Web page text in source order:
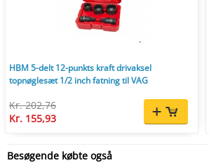
HBM 5-delt 12-punkts kraft drivaksel
topnøglesæt 1/2 inch fatning til VAG
Kr. 202,76
Kr. 155,93
Besøgende købte også